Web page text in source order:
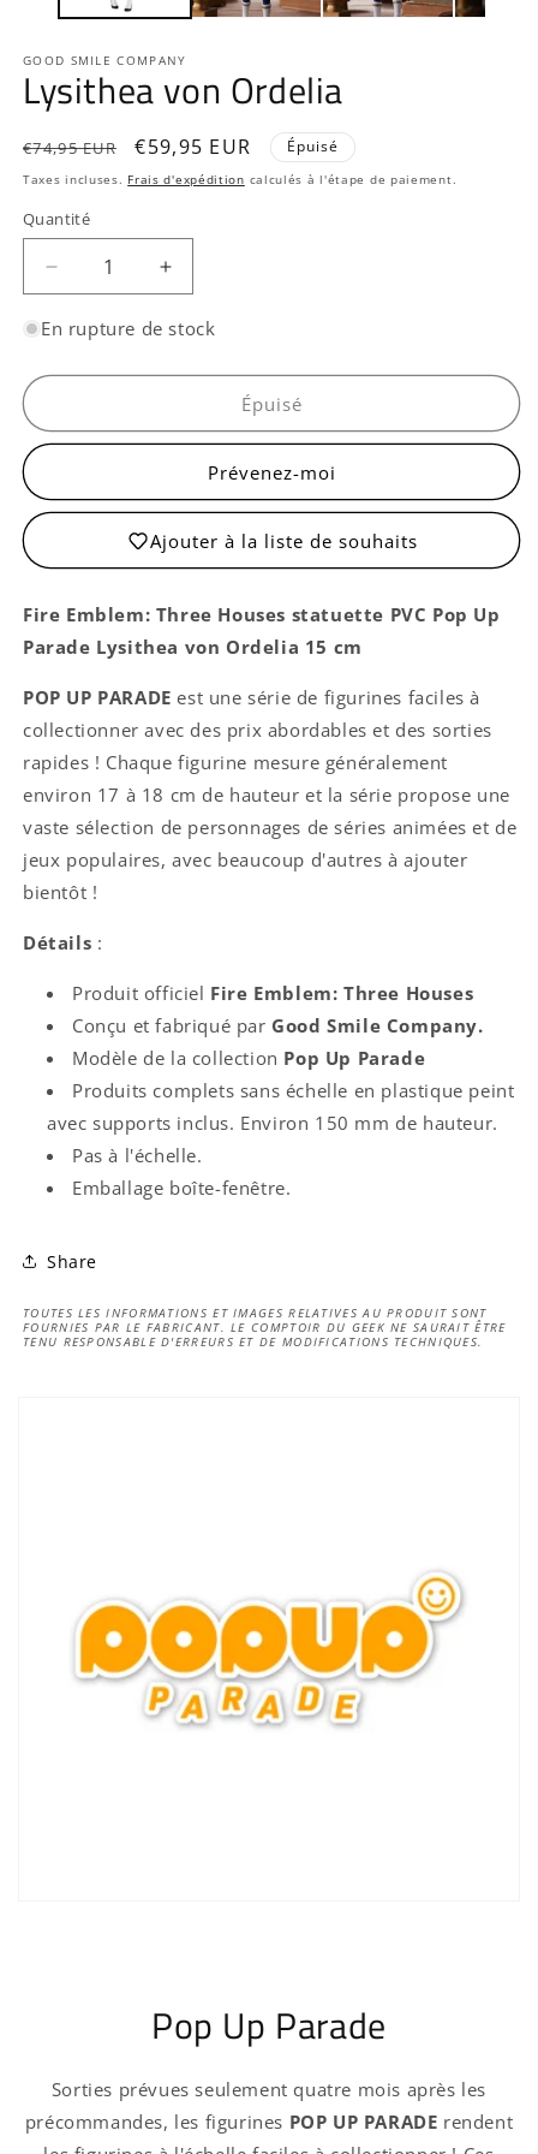
GOOD SMILE COMPANY
Lysithea von Ordelia
Prix
habituel
€74,95 EUR
Prix
promotionnel
€59,95 EUR Épuisé
Taxes incluses. Frais d'expédition calculés à l'étape de paiement.
Quantité
Quantité
Réduire
la
quantité
Lysithea
Ordelia
Augmenter
la
quantité
Lysithea
Ordelia
En rupture de stock
Épuisé
Prévenez-moi
Ajouter à la liste de souhaits
Fire Emblem: Three Houses statuette PVC Pop Up
Parade Lysithea von Ordelia 15 cm
POP UP PARADE est une série de figurines faciles à
collectionner avec des prix abordables et des sorties
rapides ! Chaque figurine mesure généralement
environ 17 à 18 cm de hauteur et la série propose une
vaste sélection de personnages de séries animées et de
jeux populaires, avec beaucoup d'autres à ajouter
bientôt !
Détails :
Produit officiel Fire Emblem: Three Houses
Conçu et fabriqué par Good Smile Company.
Modèle de la collection Pop Up Parade
Produits complets sans échelle en plastique peint
avec supports inclus. Environ 150 mm de hauteur.
Pas à l'échelle.
Emballage boîte-fenêtre.
Share
TOUTES LES INFORMATIONS ET IMAGES RELATIVES AU PRODUIT SONT
FOURNIES PAR LE FABRICANT. LE COMPTOIR DU GEEK NE SAURAIT ÊTRE
TENU RESPONSABLE D'ERREURS ET DE MODIFICATIONS TECHNIQUES.
Pop Up Parade
Sorties prévues seulement quatre mois après les
précommandes, les figurines POP UP PARADE rendent